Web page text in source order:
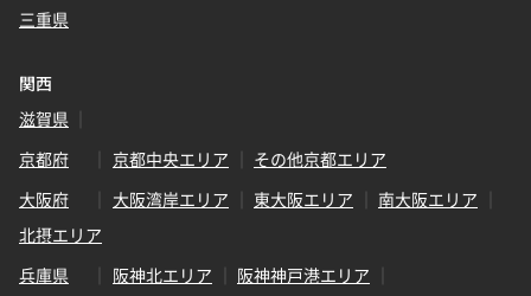
三重県
関西
滋賀県
京都府
京都中央エリア
その他京都エリア
大阪府
大阪湾岸エリア 東大阪エリア
南大阪エリア
北摂エリア
兵庫県
阪神北エリア
阪神神戸港エリア